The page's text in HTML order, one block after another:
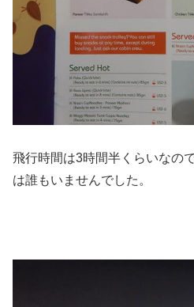
飛行時間は3時間半くらいなの
は誰もいませんでした。